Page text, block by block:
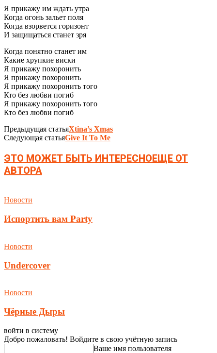
Я прикажу им ждать утра
Когда огонь зальет поля
Когда взорвется горизонт
И защищаться станет зря
Когда понятно станет им
Какие хрупкие виски
Я прикажу похоронить
Я прикажу похоронить
Я прикажу похоронить того
Кто без любви погиб
Я прикажу похоронить того
Кто без любви погиб
Предыдущая статьяXtina’s Xmas
Следующая статьяGive It To Me
ЭТО МОЖЕТ БЫТЬ ИНТЕРЕСНОЕЩЕ ОТ
АВТОРА
Новости
Испортить вам Party
Новости
Undercover
Новости
Чёрные Дыры
войти в систему
Добро пожаловать! Войдите в свою учётную запись
Ваше имя пользователя